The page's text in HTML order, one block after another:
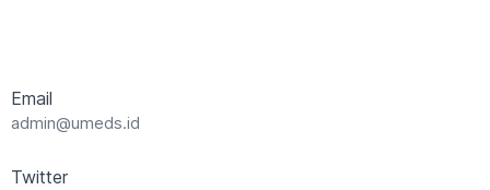
Email
admin@umeds.id
Twitter